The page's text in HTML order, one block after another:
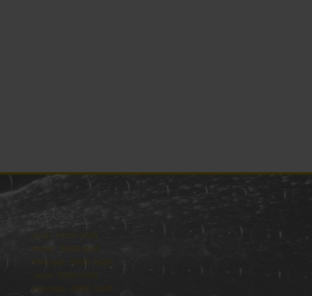
HORAIRES
lundi : 09:00–16:00
Mardi : 09:00-16:00
Mercredi : 09:00-16:00
Jeudi : 09:00-16:00
Vendredi : 09:00-12:00